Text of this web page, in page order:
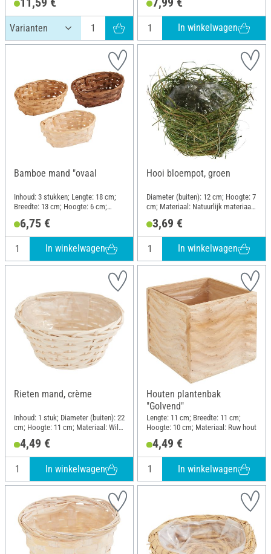
In winkelwagen
Bamboe mand "ovaal
Inhoud: 3 stukken; Lengte: 18 cm;
Breedte: 13 cm; Hoogte: 6 cm;
6,75 €
In winkelwagen
Hooi bloempot, groen
Diameter (buiten): 12 cm; Hoogte: 7
cm; Materiaal: Natuurlijk materiaal,
3,69 €
In winkelwagen
Rieten mand, crème
Inhoud: 1 stuk; Diameter (buiten): 22
cm; Hoogte: 11 cm; Materiaal: Wilg,
Kunststof
4,49 €
In winkelwagen
Houten plantenbak
"Golvend"
Lengte: 11 cm; Breedte: 11 cm;
Hoogte: 10 cm; Materiaal: Ruw hout
4,49 €
In winkelwagen